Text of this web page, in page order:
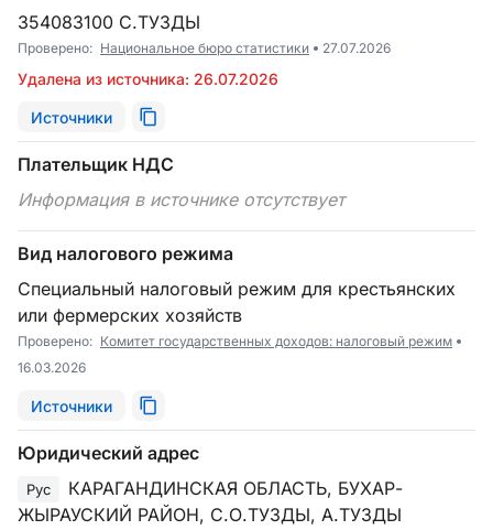
354083100 С.ТУЗДЫ
Проверено: Национальное бюро статистики 27.07.2026
Удалена из источника: 26.07.2026
Источники
Плательщик НДС
Информация в источнике отсутствует
Вид налогового режима
Специальный налоговый режим для крестьянских
или фермерских хозяйств
Проверено: Комитет государственных доходов: налоговый режим
16.03.2026
Источники
Юридический адрес
Рус
КАРАГАНДИНСКАЯ ОБЛАСТЬ, БУХАР-
ЖЫРАУСКИЙ РАЙОН, С.О.ТУЗДЫ, А.ТУЗДЫ